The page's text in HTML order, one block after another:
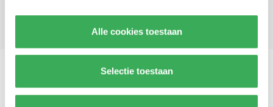
Alle cookies toestaan
Selectie toestaan
Vragen, opmerkingen of tips?Neem contact met